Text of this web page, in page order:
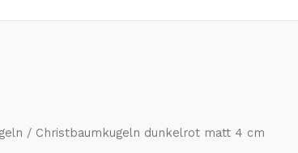
/ Christbaumkugeln dunkelrot matt 4 cm